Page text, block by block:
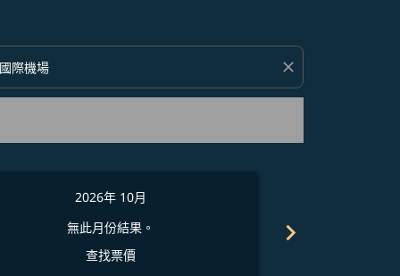
close
2026年 10月
無此月份結果。
查找票價
chevron_right